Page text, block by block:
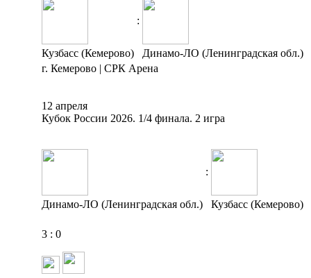
:
Кузбасс (Кемерово)
Динамо-ЛО (Ленинградская обл.)
г. Кемерово | СРК Арена
12 апреля
Кубок России 2026. 1/4 финала. 2 игра
:
Динамо-ЛО (Ленинградская обл.) Кузбасс (Кемерово)
3 : 0